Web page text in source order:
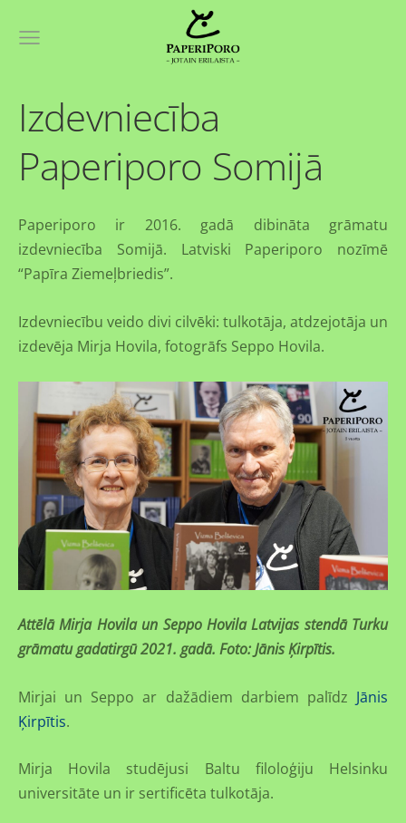
Izdevniecība
Paperiporo Somijā
Paperiporo ir 2016. gadā dibināta grāmatu
izdevniecība Somijā. Latviski Paperiporo nozīmē
“Papīra Ziemeļbriedis”.
Izdevniecību veido divi cilvēki: tulkotāja, atdzejotāja un
izdevēja Mirja Hovila, fotogrāfs Seppo Hovila.
Attēlā Mirja Hovila un Seppo Hovila Latvijas stendā Turku
grāmatu gadatirgū 2021. gadā. Foto: Jānis Ķirpītis.
Mirjai un Seppo ar dažādiem darbiem palīdz Jānis
Ķirpītis.
Mirja Hovila studējusi Baltu filoloģiju Helsinku
universitāte un ir sertificēta tulkotāja.